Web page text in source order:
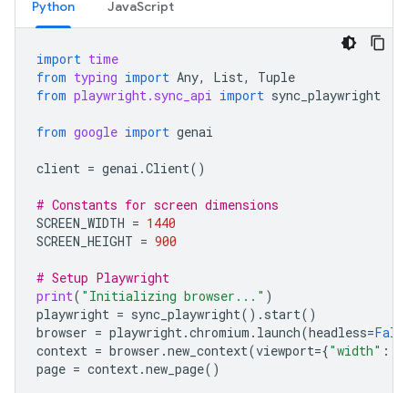
Python JavaScript
import time
from typing import Any, List,
Tuple
from playwright.sync_api import sync_playwright
from google import genai
client = genai .Client()
# Constants for screen dimensions
SCREEN_WIDTH = 1440
SCREEN_HEIGHT = 900
# Setup Playwright
print( "Initializing browser..." )
playwright = sync_playwright() . start()
browser = playwright.chromium . launch(headless=
context = browser .new_context(viewport={"width" :
page = context.new_page()